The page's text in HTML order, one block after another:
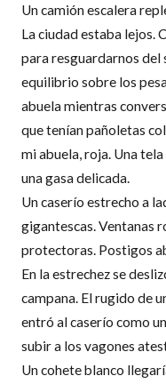
Un camión escalera
La ciudad estaba lejos.
para resguardarnos del
equilibrio sobre los
abuela mientras
que tenían pañoletas
mi abuela, roja. Una
una gasa delicada.
Un caserío estrecho a
gigantescas. Ventanas
protectoras. Postigos
En la estrechez se
campana. El rugido de
entró al caserío como
subir a los vagones
Un cohete blanco